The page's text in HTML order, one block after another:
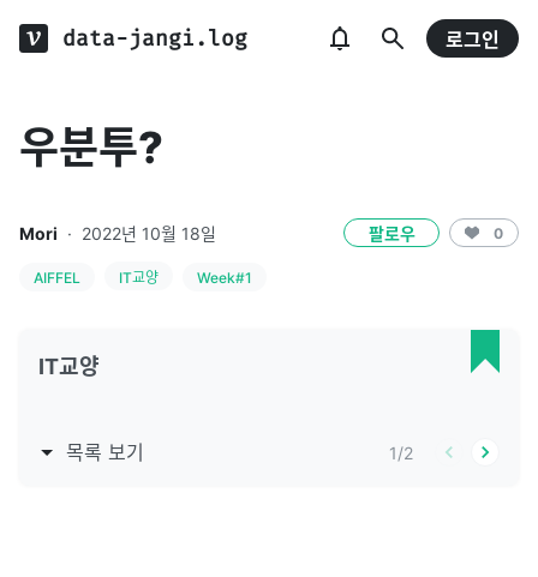
data-jangi.log 로그인
우분투?
Mori · 2022년 10월 18일 팔로우 0
AIFFEL IT교양 Week#1
IT교양
목록 보기 1/2